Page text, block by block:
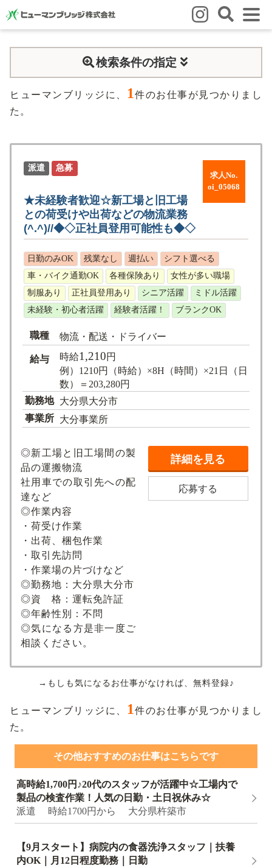
はじめての方
3つの強み いろいろな働き方
就業までの流れ HBのイイネ！
人材育成 福利厚生 お悩み相談窓口 eラーニング
お友だち紹介キャンペーン
会社概要
会社概要 事業所のご案内
求人検索
検索条件の指定
ヒューマンブリッジに、 1件のお仕事が見つかりまし
た。
求人No.
oi_05068
派遣 急募
★未経験者歓迎☆新工場と旧工場
との荷受けや出荷などの物流業務
(^.^)//◆◇正社員登用可能性も◆◇
日勤のみOK 残業なし 週払い
シフト選べる
車・バイク通勤OK
各種保険あり
女性が多い職場
制服あり
正社員登用あり シニア活躍
ミドル活躍
未経験・初心者活躍
経験者活躍！ ブランクOK
職種 物流・配送・ドライバー
給与 時給1,210円
例）1210円（時給）×8H（時間）×21日（日
数）＝203,280円
勤務地 大分県大分市
事業所 大分事業所
◎新工場と旧工場間の製
品の運搬物流
社用車での取引先への配
達など
◎作業内容
・荷受け作業
・出荷、梱包作業
・取引先訪問
・作業場の片づけなど
◎勤務地：大分県大分市
◎資 格：運転免許証
◎年齢性別：不問
◎気になる方是非一度ご
相談ください。
詳細を見る
応募する
→もしも気になるお仕事がなければ、無料登録♪
ヒューマンブリッジに、 1件のお仕事が見つかりまし
た。
その他おすすめのお仕事はこちらです
高時給1,700円♪20代のスタッフが活躍中☆工場内で
製品の検査作業！人気の日勤・土日祝休み☆
派遣 時給1700円から 大分県杵築市
【9月スタート】病院内の食器洗浄スタッフ｜扶養
内OK｜月12日程度勤務｜日勤